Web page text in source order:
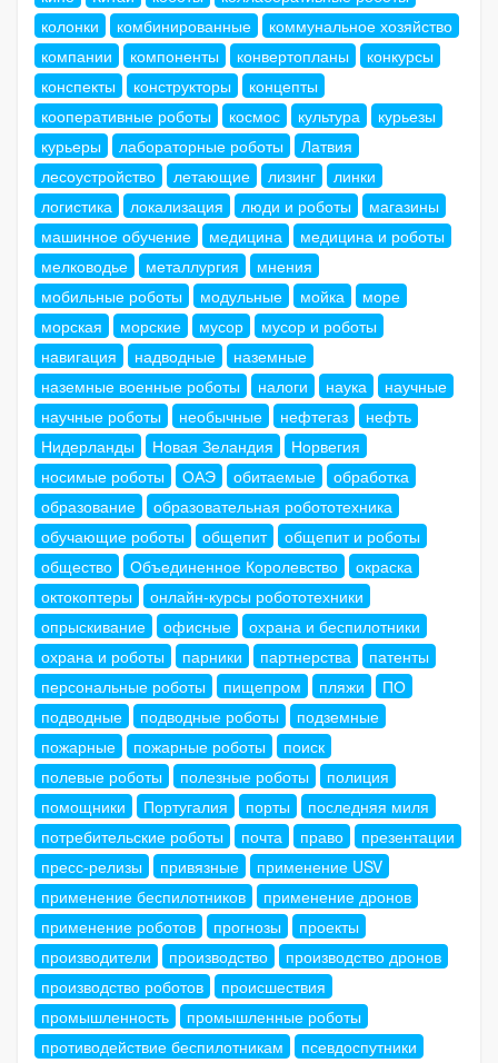
колонки
комбинированные
коммунальное хозяйство
компании
компоненты конвертопланы
конкурсы
конспекты
конструкторы
концепты
кооперативные роботы
космос культура
курьезы
курьеры
лабораторные роботы
Латвия
лесоустройство
летающие лизинг
линки
логистика
локализация люди и роботы
магазины
машинное обучение
медицина
медицина и роботы
мелководье
металлургия
мнения
мобильные роботы
модульные мойка
море
морская
морские мусор
мусор и роботы
навигация
надводные
наземные
наземные военные роботы
налоги наука
научные
научные роботы
необычные нефтегаз
нефть
Нидерланды
Новая Зеландия
Норвегия
носимые роботы
ОАЭ обитаемые
обработка
образование
образовательная робототехника
обучающие роботы
общепит
общепит и роботы
общество
Объединенное Королевство
окраска
октокоптеры
онлайн-курсы робототехники
опрыскивание
офисные
охрана и беспилотники
охрана и роботы
парники партнерства
патенты
персональные роботы
пищепром пляжи
ПО
подводные
подводные роботы
подземные
пожарные
пожарные роботы
поиск
полевые роботы
полезные роботы
полиция
помощники
Португалия порты
последняя миля
потребительские роботы
почта право
презентации
пресс-релизы
привязные
применение USV
применение беспилотников
применение дронов
применение роботов
прогнозы
проекты
производители
производство
производство дронов
производство роботов
происшествия
промышленность
промышленные роботы
противодействие беспилотникам
псевдоспутники